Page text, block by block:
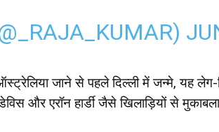
जाने से पहले दिल्ली में जन्मे, यह लेग-
और एरॉन हार्डी जैसे खिलाड़ियों से